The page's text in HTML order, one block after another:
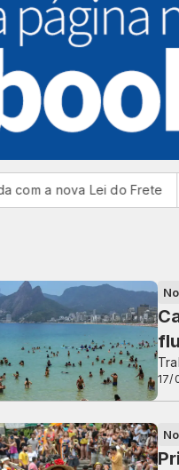
Lei do Frete CBF
17/